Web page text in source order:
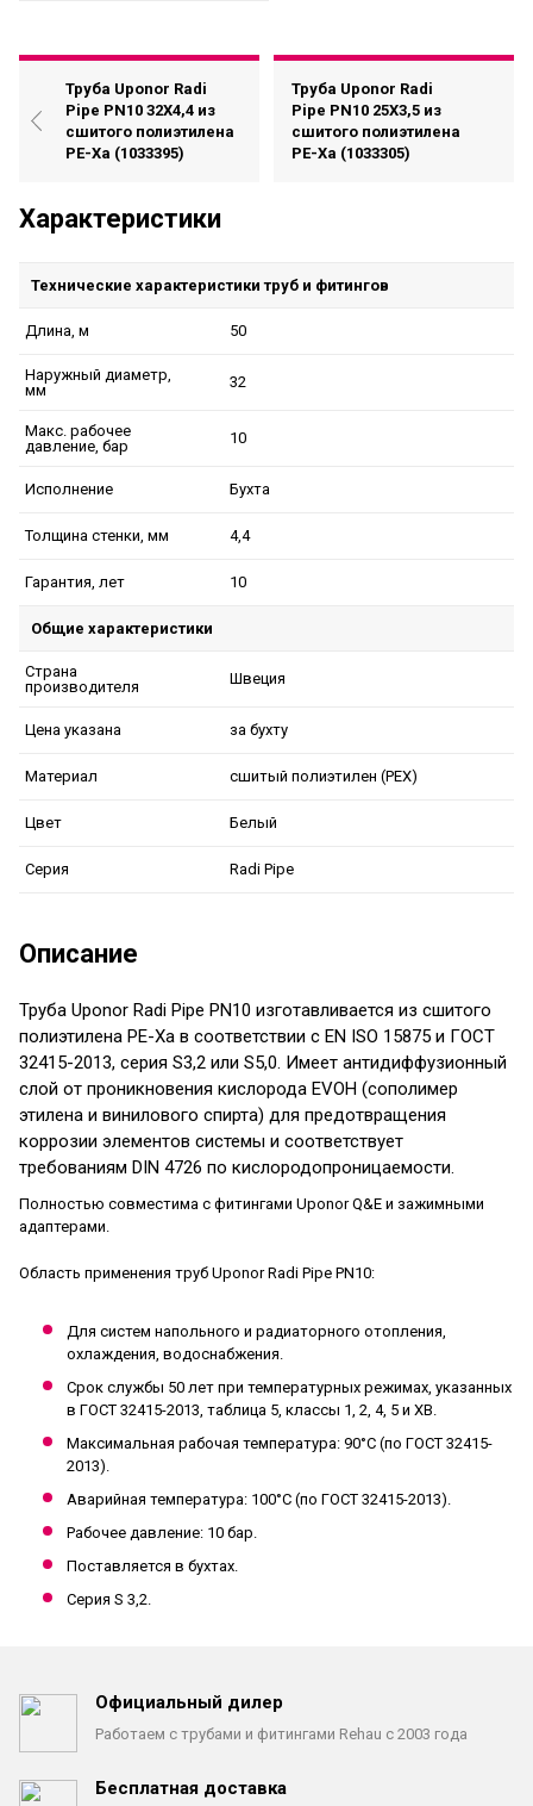
Труба Uponor Radi
Pipe PN10 32X4,4 из
сшитого полиэтилена
PE-Xa (1033395)
Труба Uponor Radi
Pipe PN10 25X3,5 из
сшитого полиэтилена
PE-Xa (1033305)
Характеристики
Технические характеристики труб и фитингов
Длина, м 50
Наружный диаметр,
мм
32
Макс. рабочее
давление, бар
10
Исполнение Бухта
Толщина стенки, мм 4,4
Гарантия, лет 10
Общие характеристики
Страна
производителя
Швеция
Цена указана за бухту
Материал сшитый полиэтилен (PEX)
Цвет Белый
Серия Radi Pipe
Описание
Труба Uponor Radi Pipe PN10 изготавливается из сшитого
полиэтилена PE-Xa в соответствии с EN ISO 15875 и ГОСТ
32415-2013, серия S3,2 или S5,0. Имеет антидиффузионный
слой от проникновения кислорода EVOH (сополимер
этилена и винилового спирта) для предотвращения
коррозии элементов системы и соответствует
требованиям DIN 4726 по кислородопроницаемости.
Полностью совместима с фитингами Uponor Q&E и зажимными
адаптерами.
Область применения труб UponorRadi Pipe PN10:
Для систем напольного и радиаторного отопления,
охлаждения, водоснабжения.
Срок службы 50 лет при температурных режимах, указанных
в ГОСТ 32415-2013, таблица 5, классы 1, 2, 4, 5 и ХВ.
Максимальная рабочая температура: 90°C (по ГОСТ 32415-
2013).
Аварийная температура: 100°C (по ГОСТ 32415-2013).
Рабочее давление: 10 бар.
Поставляется в бухтах.
Серия S 3,2.
Официальный дилер
Работаем с трубами и фитингами Rehau с 2003 года
Бесплатная доставка